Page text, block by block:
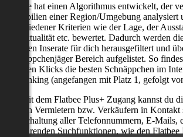
Flatbee hat einen Algorithmus entwickelt, der
Immobilien einer Region/Umgebung analysiert
verschiedener Kriterien wie der Lage, der
der Aktualität etc. bewertet. Dadurch werden
neuesten Inserate für dich herausgefiltert und
Schnäppchenjäger Bereich aufgelistet. So
wenigen Klicks die besten Schnäppchen im
als Ranking (angefangen mit Platz 1, gefolgt
Nur mit dem Flatbee Plus+ Zugang kannst du
mit den Vermietern bzw. Verkäufern in Kontakt
(Freischaltung aller Telefonnummern, E-Mails,
zeitsparenden Suchfunktionen, wie den Flatbee